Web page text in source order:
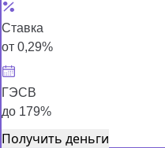
Ставка
от 0,29%
ГЭСВ
до 179%
Получить деньги